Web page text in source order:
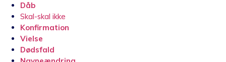
Dåb
Skal-skal ikke
Konfirmation
Vielse
Dødsfald